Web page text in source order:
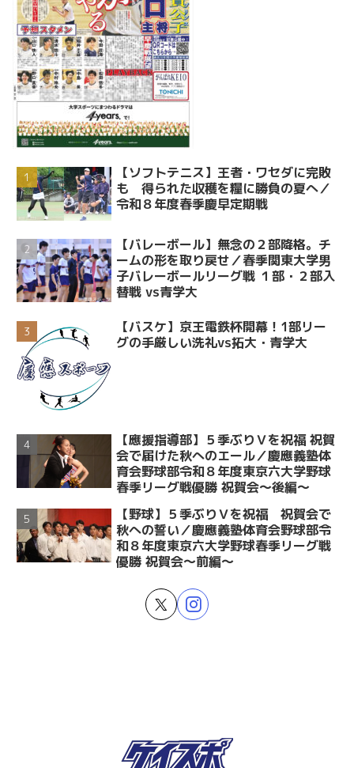
【ソフトテニス】王者・ワセダに完敗
も 得られた収穫を糧に勝負の夏へ／
令和８年度春季慶早定期戦
【バレーボール】無念の２部降格。チ
ームの形を取り戻せ／春季関東大学男
子バレーボールリーグ戦 １部・２部入
替戦 vs青学大
【バスケ】京王電鉄杯開幕！1部リー
グの手厳しい洗礼vs拓大・青学大
【應援指導部】５季ぶりＶを祝福 祝賀
会で届けた秋へのエール／慶應義塾体
育会野球部令和８年度東京六大学野球
春季リーグ戦優勝 祝賀会～後編～
【野球】５季ぶりＶを祝福 祝賀会で
秋への誓い／慶應義塾体育会野球部令
和８年度東京六大学野球春季リーグ戦
優勝 祝賀会～前編～